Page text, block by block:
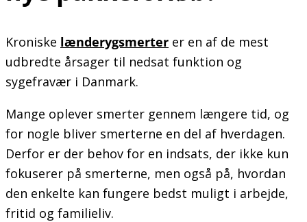
Kroniske lænderygsmerter er en af de mest
udbredte årsager til nedsat funktion og
sygefravær i Danmark.
Mange oplever smerter gennem længere tid, og
for nogle bliver smerterne en del af hverdagen.
Derfor er der behov for en indsats, der ikke kun
fokuserer på smerterne, men også på, hvordan
den enkelte kan fungere bedst muligt i arbejde,
fritid og familieliv.